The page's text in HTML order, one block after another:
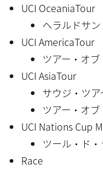
UCI OceaniaTour
ヘラルドサ
UCI AmericaTour
ツアー・オブ
UCI AsiaTour
サウジ・ツア
ツアー・オ
UCI Nations Cup
ツール・ド
Race